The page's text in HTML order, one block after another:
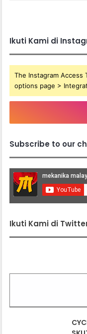
Ikuti Kami di
The Instagram Access
options page >
Subscribe to our
Ikuti Kami di